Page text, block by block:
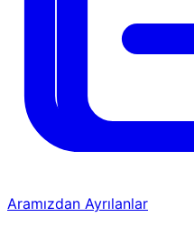
Aramızdan Ayrılanlar